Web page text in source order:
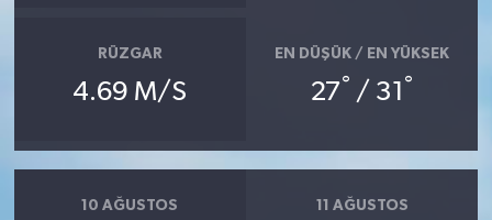
RÜZGAR
4.69 M/S
EN DÜŞÜK / EN YÜKSEK
27° / 31 °
10 AĞUSTOS 11 AĞUSTOS